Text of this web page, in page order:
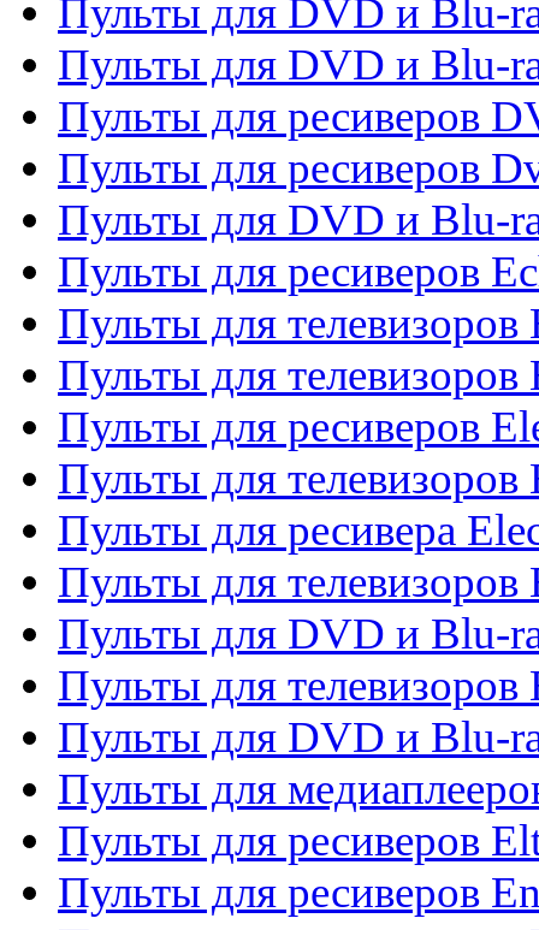
Пульты для DVD и Blu-
Пульты для DVD и Blu-
Пульты для ресиверов
Пульты для ресиверов
Пульты для DVD и Blu-
Пульты для ресиверов
Пульты для телевизоров
Пульты для телевизоров
Пульты для ресиверов
Пульты для телевизоров
Пульты для ресивера
Пульты для телевизоров
Пульты для DVD и Blu-
Пульты для телевизоров
Пульты для DVD и Blu-
Пульты для
Пульты для ресиверов
Пульты для ресиверов